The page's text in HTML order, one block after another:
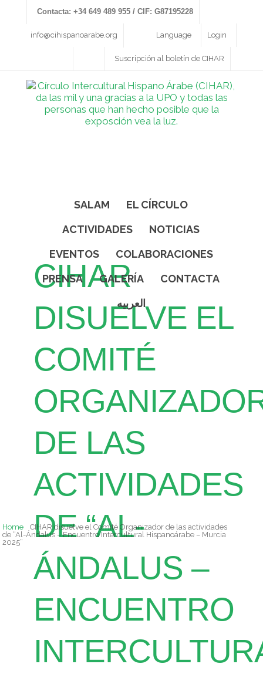
Contacta: +34 649 489 955 / CIF: G87195228
info@cihispanoarabe.org Login
Language
Suscripción al boletín de CIHAR
SALAM
EL CÍRCULO
ACTIVIDADES
NOTICIAS
EVENTOS
COLABORACIONES
PRENSA
GALERÍA
CONTACTA
العربيه
CIHAR
DISUELVE EL
COMITÉ
DE LAS
ACTIVIDADES
DE “AL-
ÁNDALUS –
ENCUENTRO
Home
CIHAR disuelve el Comité Organizador de las actividades
de “Al-Ándalus – Encuentro Intercultural Hispanoárabe – Murcia
2025”